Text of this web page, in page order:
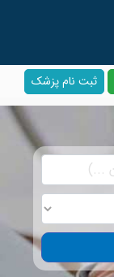
ثبت نام پزشک